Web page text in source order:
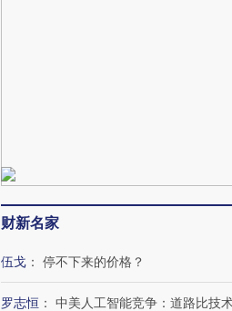
财新名家
伍戈 ： 停不下来的价格？
罗志恒 ： 中美人工智能竞争：道路比技